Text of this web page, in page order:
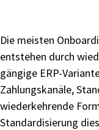
Die meisten
entstehen durch
gängige ERP-
Zahlungskanäle,
wiederkehrende
Standardisierung